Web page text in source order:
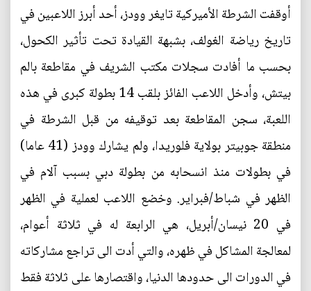
أوقفت الشرطة الأميركية تايغر وودز، أحد أبرز اللاعبين في
تاريخ رياضة الغولف، بشبهة القيادة تحت تأثير الكحول،
بحسب ما أفادت سجلات مكتب الشريف في مقاطعة بالم
بيتش، وأدخل اللاعب الفائز بلقب 14 بطولة كبرى في هذه
اللعبة، سجن المقاطعة بعد توقيفه من قبل الشرطة في
منطقة جوبيتر بولاية فلوريدا، ولم يشارك وودز (41 عاما)
في بطولات منذ انسحابه من بطولة دبي بسبب آلام في
الظهر في شباط/فبراير. وخضع اللاعب لعملية في الظهر
في 20 نيسان/أبريل، هي الرابعة له في ثلاثة أعوام،
لمعالجة المشاكل في ظهره، والتي أدت الى تراجع مشاركاته
في الدورات الى حدودها الدنيا، واقتصارها على ثلاثة فقط